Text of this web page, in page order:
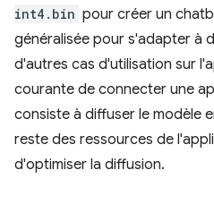
int4.bin pour créer un
généralisée pour s'adapter à
d'autres cas d'utilisation sur
courante de connecter une
consiste à diffuser le modèle
reste des ressources de
d'optimiser la diffusion.